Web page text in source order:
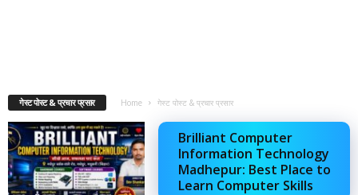
गेस्ट पोस्ट & प्रचार प्रसार Home गेस्ट पोस्ट & प्रचार प्रसार
Brilliant Computer
Information Technology
Madhepur: Best Place to
Learn Computer Skills